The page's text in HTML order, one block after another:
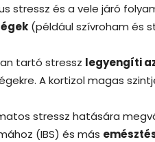
stressz és a vele járó
(például szívroham és
tartó stressz legyengíti
A kortizol magas
stressz hatására
(IBS) és más